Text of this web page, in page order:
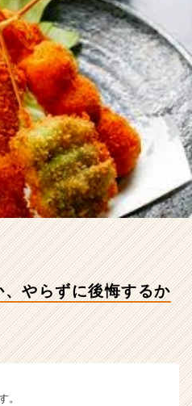
やらずに後悔するか
。